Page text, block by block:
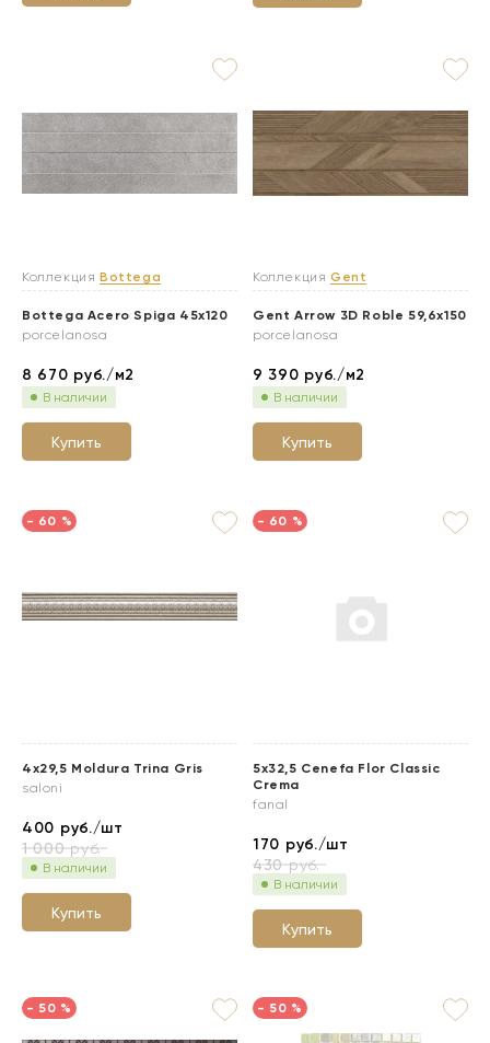
Коллекция Bottega
Bottega Acero Spiga 45x120
porcelanosa
8 670 руб./м2
В наличии
Купить
Коллекция Gent
Gent Arrow 3D Roble 59,6x150
porcelanosa
9 390 руб./м2
В наличии
Купить
- 60 %
4x29,5 Moldura Trina Gris
saloni
400 руб./шт
1 000руб.
В наличии
Купить
- 60 %
5x32,5 Cenefa Flor Classic
Crema
fanal
170 руб./шт
430руб.
В наличии
Купить
- 50 % - 50 %